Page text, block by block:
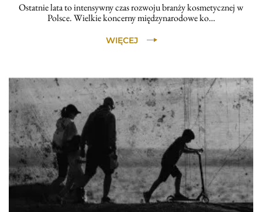
Ostatnie lata to intensywny czas rozwoju branży kosmetycznej w
Polsce. Wielkie koncerny międzynarodowe ko…
WIĘCEJ